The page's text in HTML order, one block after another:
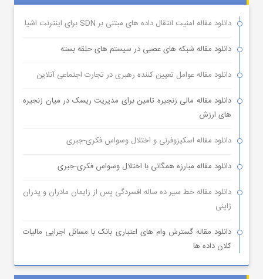
دانلود مقاله امنیت انتقال داده های مبتنی بر SDN برای اینترنت اشیا
دانلود مقاله شبکه های عصبی در سیستم های حلقه بسته
دانلود مقاله عوامل تعیین کننده رهبری در تجارت اجتماعی آنلاین
دانلود مقاله مالی زنجیره تامین برای مدیریت ریسک در میان زنجیره
های ارزش
دانلود مقاله اسکیزوفرنی و اختلال وسواس فکری-جبری
دانلود مقاله مبارزه همگانی با اختلال وسواس فکری-جبری
دانلود مقاله خط سیر ده ساله افسردگی پس از زایمان مادران و پدران
ژاپنی
دانلود مقاله گسترش وام های اعتباری بانک با مسائل اجرایی مالیات
کلان داده ها